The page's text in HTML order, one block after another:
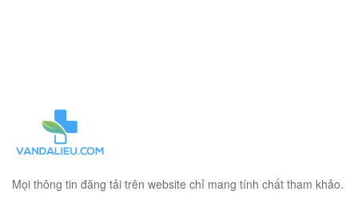
Mọi thông tin đăng tải trên website chỉ mang tính chất tham khảo.